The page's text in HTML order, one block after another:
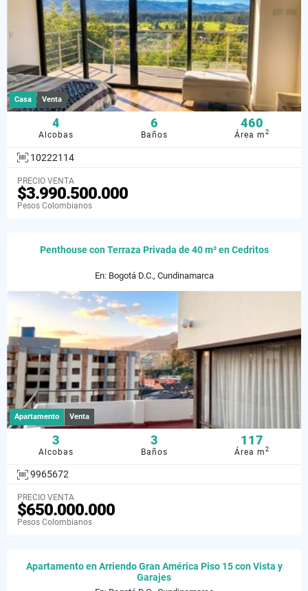
Casa Venta
4
Alcobas
6
Baños
460
Área m2
10222114
PRECIO VENTA
$3.990.500.000
Pesos Colombianos
Penthouse con Terraza Privada de 40 m² en Cedritos
En: Bogotá D.C., Cundinamarca
Apartamento Venta
3
Alcobas
3
Baños
117
Área m2
9965672
PRECIO VENTA
$650.000.000
Pesos Colombianos
Apartamento en Arriendo Gran América Piso 15 con Vista y
Garajes